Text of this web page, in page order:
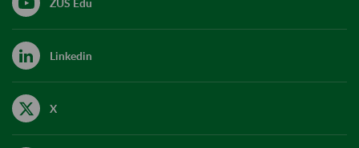
ZUS Edu
Linkedin
X